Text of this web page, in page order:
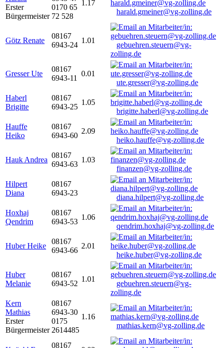
Erster
Bürgermeister
0170 65
72 528
1.17
harald.gmeiner@vg-zolling.de
Götz Renate
08167
6943-24
1.01
gebuehren.steuern@vg-
zolling.de
Gresser Ute
08167
6943-11
0.01
ute.gresser@vg-zolling.de
Haberl
Brigitte
08167
6943-25
1.05
brigitte.haberl@vg-zolling.de
Hauffe
Heiko
08167
6943-60
2.09
heiko.hauffe@vg-zolling.de
Hauk Andrea
08167
6943-63
1.03
finanzen@vg-zolling.de
Hilpert
Diana
08167
6943-23
diana.hilpert@vg-zolling.de
Hoxhaj
Qendrim
08167
6943-53
1.06
qendrim.hoxhaj@vg-zolling.de
Huber Heike
08167
6943-66
2.01
heike.huber@vg-zolling.de
Huber
Melanie
08167
6943-52
1.01
gebuehren.steuern@vg-
zolling.de
Kern
Mathias
Erster
Bürgermeister
08167
6943-30
0175
2614485
1.16
mathias.kern@vg-zolling.de
08167